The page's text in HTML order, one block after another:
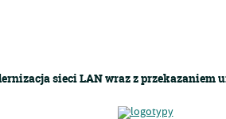
sieci LAN wraz z przekazaniem